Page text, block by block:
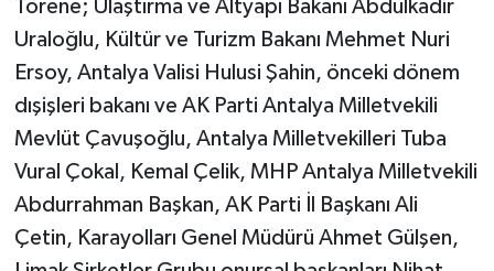
Törene; Ulaştırma ve Altyapı Bakanı Abdulkadir
Uraloğlu, Kültür ve Turizm Bakanı Mehmet Nuri
Ersoy, Antalya Valisi Hulusi Şahin, önceki dönem
dışişleri bakanı ve AK Parti Antalya Milletvekili
Mevlüt Çavuşoğlu, Antalya Milletvekilleri Tuba
Vural Çokal, Kemal Çelik, MHP Antalya Milletvekili
Abdurrahman Başkan, AK Parti İl Başkanı Ali
Çetin, Karayolları Genel Müdürü Ahmet Gülşen,